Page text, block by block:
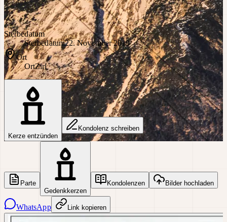
Sterbedatum
Sterbedatum22. November 2019
Ort
OrtZirl
Kerze entzünden
Kondolenz schreiben
Parte
Gedenkkerzen
Kondolenzen Bilder hochladen
WhatsApp Link kopieren